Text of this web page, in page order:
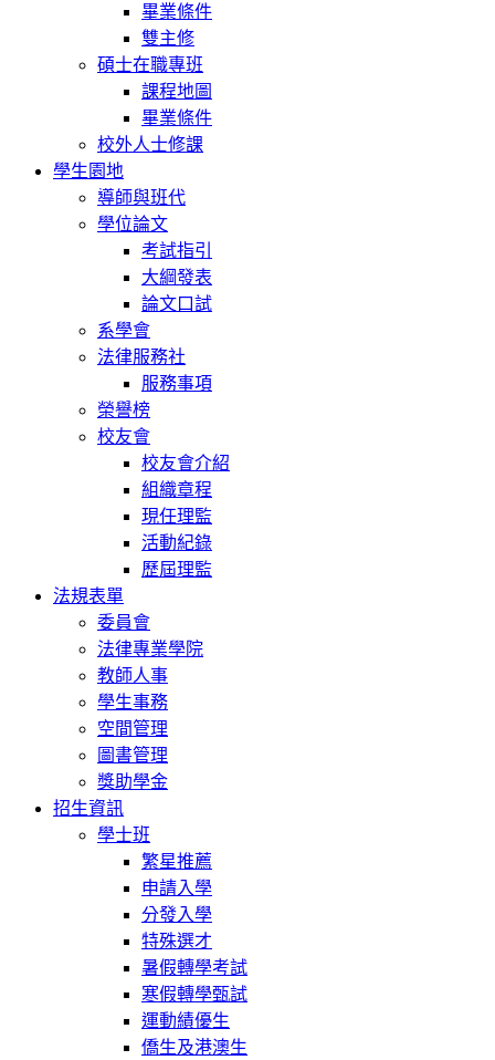
畢業條件
雙主修
碩士在職專班
課程地圖
畢業條件
校外人士修課
學生園地
導師與班代
學位論文
考試指引
大綱發表
論文口試
系學會
法律服務社
服務事項
榮譽榜
校友會
校友會介紹
組織章程
現任理監
活動紀錄
歷屆理監
法規表單
委員會
法律專業學院
教師人事
學生事務
空間管理
圖書管理
獎助學金
招生資訊
學士班
繁星推薦
申請入學
分發入學
特殊選才
暑假轉學考試
寒假轉學甄試
運動績優生
僑生及港澳生